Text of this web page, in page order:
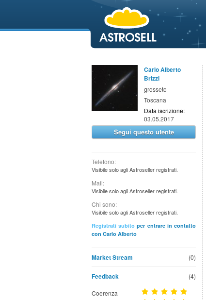
Carlo Alberto
Brizzi
grosseto
Toscana
Data iscrizione:
03.05.2017
Segui questo utente
Telefono:
Visibile solo agli Astroseller registrati.
Mail:
Visibile solo agli Astroseller registrati.
Chi sono:
Visibile solo agli Astroseller registrati.
Registrati subito per entrare in contatto
con Carlo Alberto
(0)
Market Stream
Feedback (4)
Coerenza